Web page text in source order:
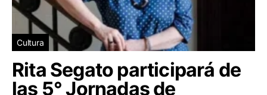
Cultura
Rita Segato participará de
las 5° Jornadas de